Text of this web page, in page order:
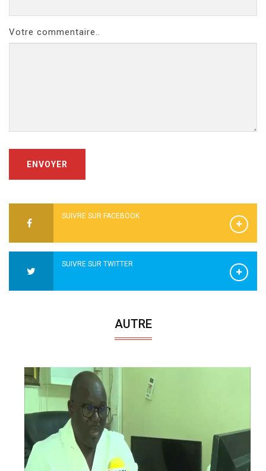
Votre commentaire..
ENVOYER
SUIVRE SUR FACEBOOK
SUIVRE SUR TWITTER
AUTRE